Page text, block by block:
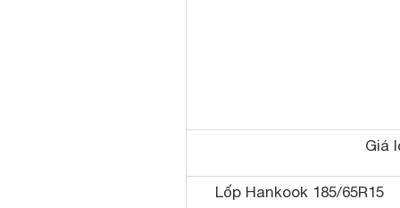
Giá
Lốp Hankook 185/65R15